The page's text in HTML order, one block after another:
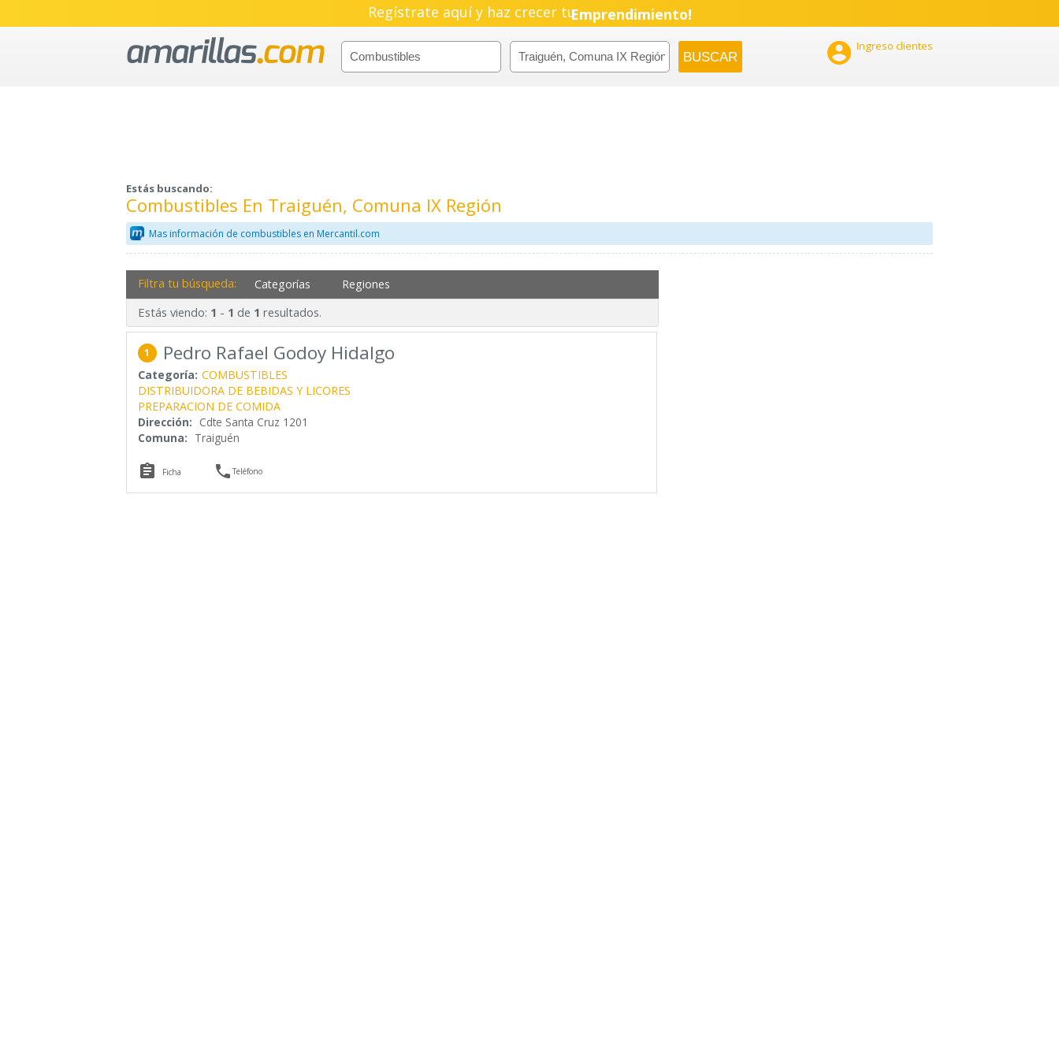
Regístrate aquí y haz crecer tuEmprendimiento!
 Ingreso clientes
Estás buscando:
Combustibles En Traiguén, Comuna IX Región
Mas información de combustibles en Mercantil.com
Filtra tu búsqueda: Categorías Regiones
Estás viendo: 1 - 1 de 1 resultados.
1 Pedro Rafael Godoy Hidalgo
Categoría: COMBUSTIBLES
DISTRIBUIDORA DE BEBIDAS Y LICORES
PREPARACION DE COMIDA
Dirección: Cdte Santa Cruz 1201
Comuna: Traiguén
 Ficha Teléfono